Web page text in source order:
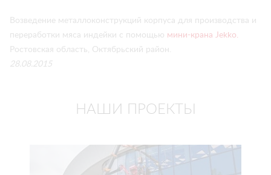
Возведение металлоконструкций корпуса для производства и
переработки мяса индейки с помощью мини-крана Jekko.
Ростовская область, Октябрьский район.
28.08.2015
НАШИ ПРОЕКТЫ